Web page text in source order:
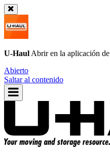
U-Haul Abrir en la aplicación de
Abierto
Saltar al contenido